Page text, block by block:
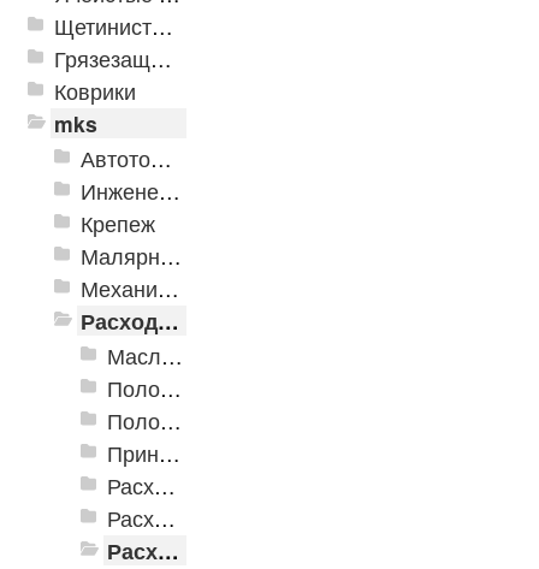
Щетинистые покрытия
Грязезащитные, влаговпитывающие покрытия
Коврики
mks
Автотовары
Инженерная сантехника и инструменты
Крепеж
Малярно-штукатурные инструменты
Механизированные инструменты
Расходные инструменты
Масла и смазки
Полотна для лобзиков и сабельных пил
Полотна для реноватора
Принадлежности для сварочных работ
Расходные абразивные инструменты
Расходные инструменты для шуруповертов и гайковертов
Расходные инструменты по бетону